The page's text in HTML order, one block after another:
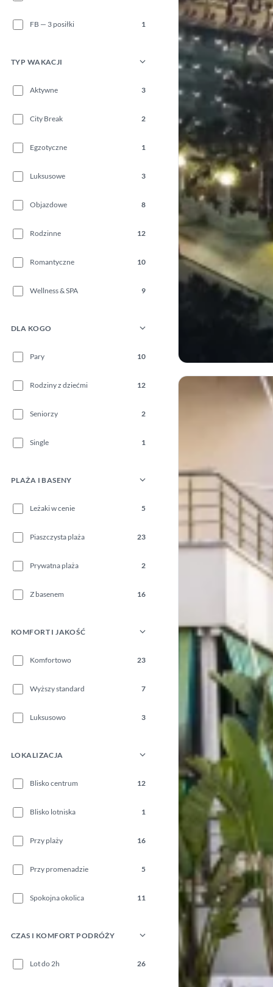
FB — 3 posiłki 1
TYP WAKACJI
Aktywne 3
City Break 2
Egzotyczne 1
Luksusowe 3
Objazdowe 8
Rodzinne 12
Romantyczne 10
Wellness & SPA 9
DLA KOGO
Pary 10
Rodziny z dziećmi 12
Seniorzy 2
Single 1
PLAŻA I BASENY
Leżaki w cenie 5
Piaszczysta plaża 23
Prywatna plaża 2
Z basenem 16
KOMFORT I JAKOŚĆ
Komfortowo 23
Wyższy standard 7
Luksusowo 3
LOKALIZACJA
Blisko centrum 12
Blisko lotniska 1
Przy plaży 16
Przy promenadzie 5
Spokojna okolica 11
CZAS I KOMFORT PODRÓŻY
Lot do 2h 26